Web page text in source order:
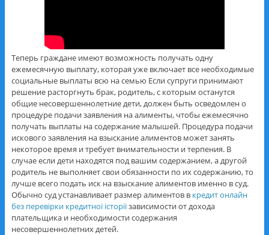
Теперь граждане имеют возможность получать одну
ежемесячную выплату, которая уже включает все необходимые
социальные выплаты всю на семью Если супруги принимают
решение расторгнуть брак, родитель, с которым останутся
общие несовершеннолетние дети, должен быть осведомлен о
процедуре подачи заявления на алименты, чтобы ежемесячно
получать выплаты на содержание малышей. Процедура подачи
искового заявления на взыскание алиментов может занять
некоторое время и требует внимательности и терпения. В
случае если дети находятся под вашим содержанием, а другой
родитель не выполняет свои обязанности по их содержанию, то
лучше всего подать иск на взыскание алиментов именно в суд.
Обычно суд устанавливает размер алиментов в кредит онлайн
без перевірки кредитної історіїзависимости от дохода
плательщика и необходимости содержания
несовершеннолетних детей.